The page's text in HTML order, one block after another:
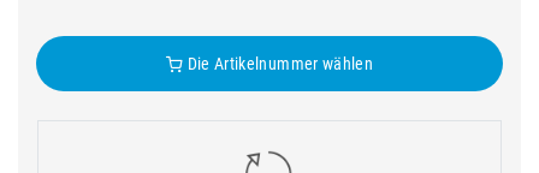
Die Artikelnummer wählen